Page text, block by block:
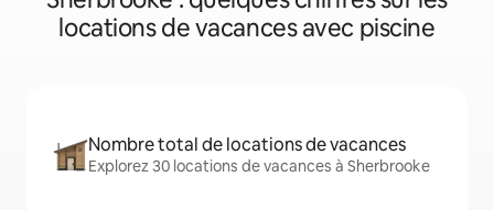
locations de vacances avec piscine
Nombre total de locations de vacances
Explorez 30 locations de vacances à Sherbrooke